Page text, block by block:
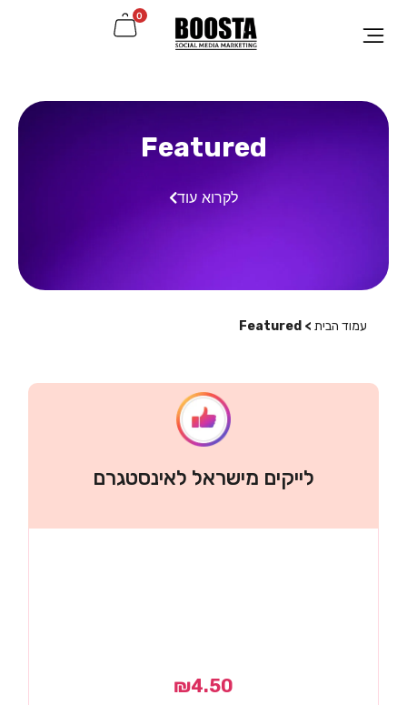
0
Featured
לקרוא עוד
עמוד הבית> Featured
לייקים מישראל לאינסטגרם
₪4.50